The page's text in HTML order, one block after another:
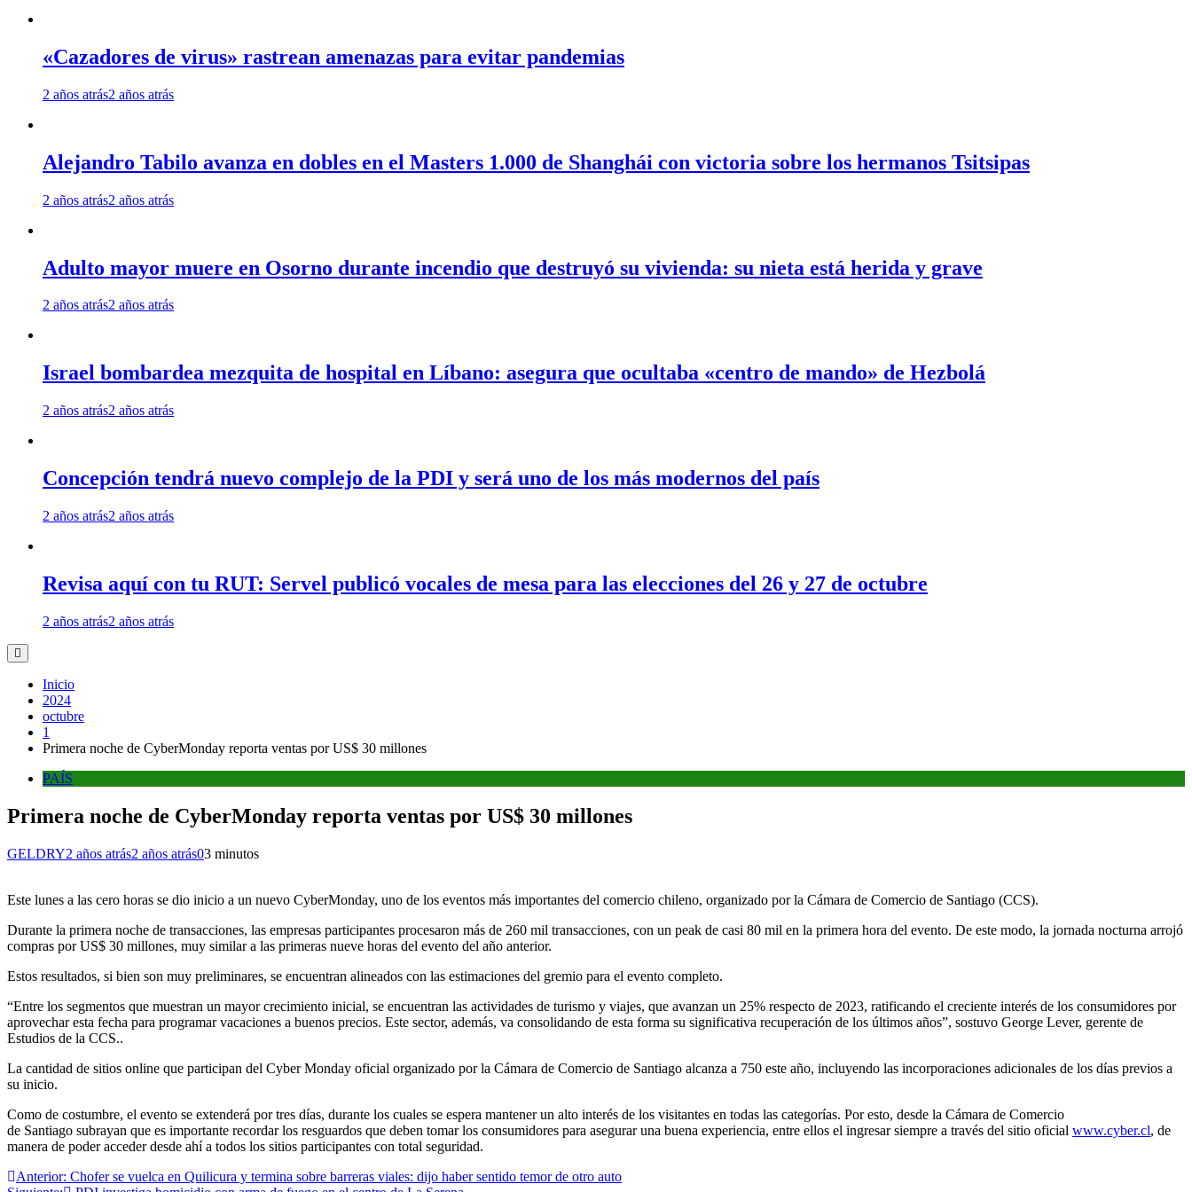
«Cazadores de virus» rastrean amenazas para evitar pandemias
2 años atrás2 años atrás
Alejandro Tabilo avanza en dobles en el Masters 1.000 de Shanghái con victoria sobre los hermanos Tsitsipas
2 años atrás2 años atrás
Adulto mayor muere en Osorno durante incendio que destruyó su vivienda: su nieta está herida y grave
2 años atrás2 años atrás
Israel bombardea mezquita de hospital en Líbano: asegura que ocultaba «centro de mando» de Hezbolá
2 años atrás2 años atrás
Concepción tendrá nuevo complejo de la PDI y será uno de los más modernos del país
2 años atrás2 años atrás
Revisa aquí con tu RUT: Servel publicó vocales de mesa para las elecciones del 26 y 27 de octubre
2 años atrás2 años atrás
Inicio
2024
octubre
1
Primera noche de CyberMonday reporta ventas por US$ 30 millones
PAÍS
Primera noche de CyberMonday reporta ventas por US$ 30 millones
GELDRY2 años atrás2 años atrás03 minutos
Este lunes a las cero horas se dio inicio a un nuevo CyberMonday, uno de los eventos más importantes del comercio chileno, organizado por la Cámara de Comercio de Santiago (CCS).
Durante la primera noche de transacciones, las empresas participantes procesaron más de 260 mil transacciones, con un peak de casi 80 mil en la primera hora del evento. De este modo, la jornada nocturna arrojó
compras por US$ 30 millones, muy similar a las primeras nueve horas del evento del año anterior.
Estos resultados, si bien son muy preliminares, se encuentran alineados con las estimaciones del gremio para el evento completo.
“Entre los segmentos que muestran un mayor crecimiento inicial, se encuentran las actividades de turismo y viajes, que avanzan un 25% respecto de 2023, ratificando el creciente interés de los consumidores por
aprovechar esta fecha para programar vacaciones a buenos precios. Este sector, además, va consolidando de esta forma su significativa recuperación de los últimos años”, sostuvo George Lever, gerente de
Estudios de la CCS..
La cantidad de sitios online que participan del Cyber Monday oficial organizado por la Cámara de Comercio de Santiago alcanza a 750 este año, incluyendo las incorporaciones adicionales de los días previos a
su inicio.
Como de costumbre, el evento se extenderá por tres días, durante los cuales se espera mantener un alto interés de los visitantes en todas las categorías. Por esto, desde la Cámara de Comercio
de Santiago subrayan que es importante recordar los resguardos que deben tomar los consumidores para asegurar una buena experiencia, entre ellos el ingresar siempre a través del sitio oficial www.cyber.cl, de
manera de poder acceder desde ahí a todos los sitios participantes con total seguridad.
Navegación
Anterior: Chofer se vuelca en Quilicura y termina sobre barreras viales: dijo haber sentido temor de otro auto